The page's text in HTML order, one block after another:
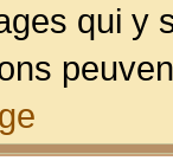
qui y